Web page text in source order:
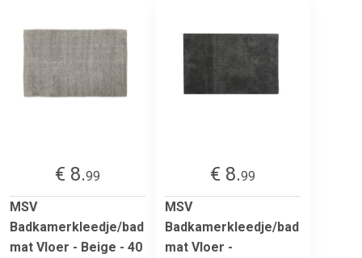
€ 8.99
MSV
Badkamerkleedje/bad
mat Vloer - Beige - 40
€ 8.99
MSV
Badkamerkleedje/bad
mat Vloer -